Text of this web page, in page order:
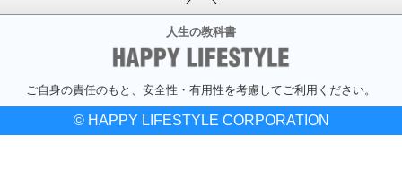
人生の教科書
ご自身の責任のもと、安全性・有用性を考慮してご利用ください。
© HAPPY LIFESTYLE CORPORATION